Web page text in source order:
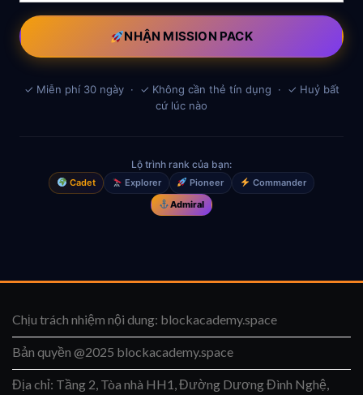
NHẬN MISSION PACK
✓ Miễn phí 30 ngày · ✓ Không cần thẻ tín dụng · ✓ Huỷ bất
cứ lúc nào
Lộ trình rank của bạn:
Cadet Explorer Pioneer
Commander
Admiral
Chịu trách nhiệm nội dung: blockacademy.space
Bản quyền @2025 blockacademy.space
Địa chỉ: Tầng 2, Tòa nhà HH1, Đường Dương Đình Nghệ,